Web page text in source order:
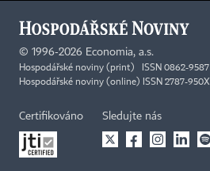
© 1996-2026 Economia, a.s.
Hospodářské noviny (print) ISSN 0862-9587
Hospodářské noviny (online) ISSN 2787-950X
Certifikováno Sledujte nás